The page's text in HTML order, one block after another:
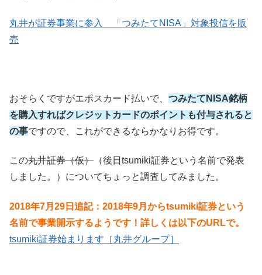
丸井が証券事業に参入 「つみたてNISA」対象投信を販
売
おそらくですがエポスカード払いで、 つみたてNISA銘柄
を購入すればクレジットカードのポイントも付与されると
の事ですので、これができるならかなりお得です。
この丸井証券（仮） （後日tsumiki証券という名前で発表
しました。）についてちょっと調査してみました。
2018年7月29日追記：2018年9月からtsumiki証券という
名前で事業開示するようです！詳しくは以下のURLで。
tsumiki証券始まります［丸井グループ］